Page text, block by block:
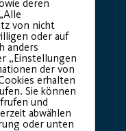
deren
von nicht
oder auf
anders
„Einstellungen
der von
erhalten
Sie können
und
abwählen
oder unten